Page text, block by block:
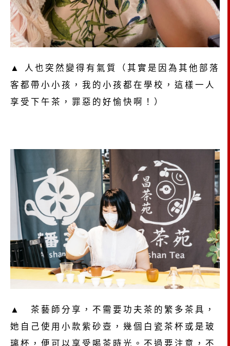
▲ 人也突然變得有氣質（其實是因為其他部落
客都帶小小孩，我的小孩都在學校，這樣一人
享受下午茶，罪惡的好愉快啊！）
▲ 茶藝師分享，不需要功夫茶的繁多茶具，
她自己使用小款紫砂壺，幾個白瓷茶杯或是玻
璃杯，便可以享受喝茶時光。不過要注意，不